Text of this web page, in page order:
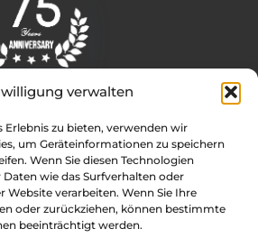
verwalten
zu bieten, verwenden wir
um Geräteinformationen zu speichern
Wenn Sie diesen Technologien
wie das Surfverhalten oder
Website verarbeiten. Wenn Sie Ihre
oder zurückziehen, können bestimmte
beeinträchtigt werden.
Infos
– Internationale
Kontakt
Rolly Tasker Sails Standorte